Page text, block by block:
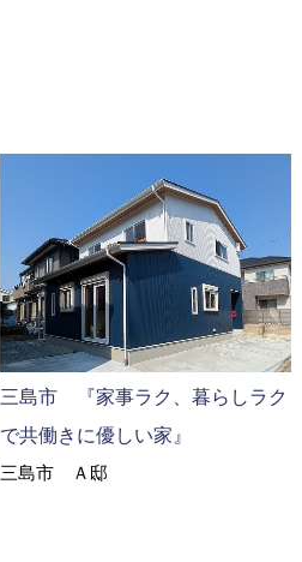
三島市 『家事ラク、暮らしラク
で共働きに優しい家』
三島市 Ａ邸